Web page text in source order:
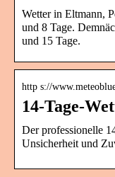
Wetter in Eltmann,
und 8 Tage.
und 15 Tage.
http s://
14-Tage-
Der professionelle
Unsicherheit und